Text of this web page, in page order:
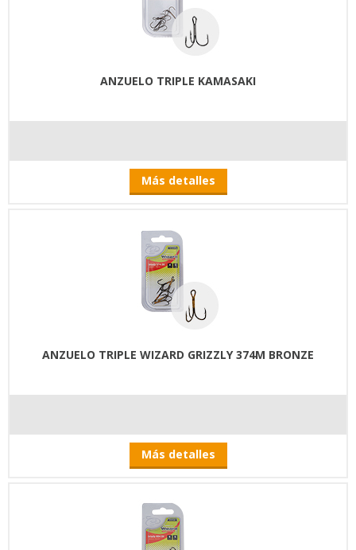
ANZUELO TRIPLE KAMASAKI
Más detalles
ANZUELO TRIPLE WIZARD GRIZZLY 374M BRONZE
Más detalles